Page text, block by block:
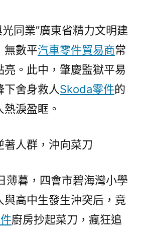
價
學
生，
他
著
了
往……〉
同業”廣東省精力文明建
無數平汽車零件貿易商常
亮。此中，肇慶監獄平易
下舍身救人Skoda零件的
淚盈眶。
著人群，沖向菜刀
薄暮，四會市碧海灣小學
與高中生發生沖突后，竟
廚房抄起菜刀，瘋狂追